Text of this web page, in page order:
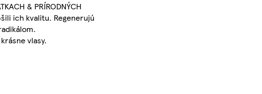
& PRÍRODNÝCH
ich kvalitu. Regenerujú
vlasy.